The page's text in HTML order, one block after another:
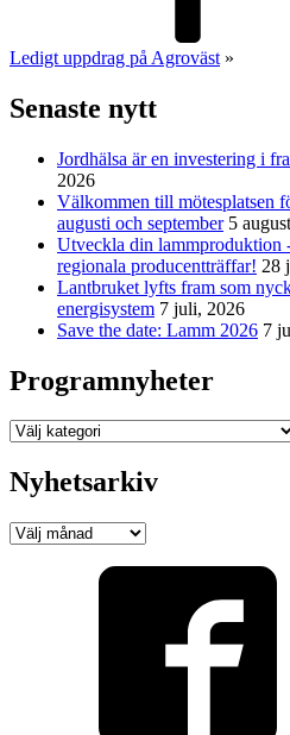
Ledigt uppdrag på Agroväst »
Senaste nytt
Jordhälsa är en investering i
2026
Välkommen till mötesplatsen
augusti och september 5
Utveckla din lammproduktion
regionala producentträffar! 28
Lantbruket lyfts fram som
energisystem 7 juli, 2026
Save the date: Lamm 2026 7
Programnyheter
Programnyheter
Nyhetsarkiv
Nyhetsarkiv